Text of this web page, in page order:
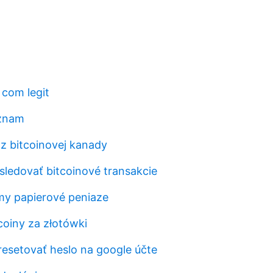
legit
bitcoinovej kanady
bitcoinové transakcie
papierové peniaze
za złotówki
heslo na google účte